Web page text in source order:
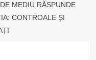
MEDIU RĂSPUNDE
CONTROALE ȘI